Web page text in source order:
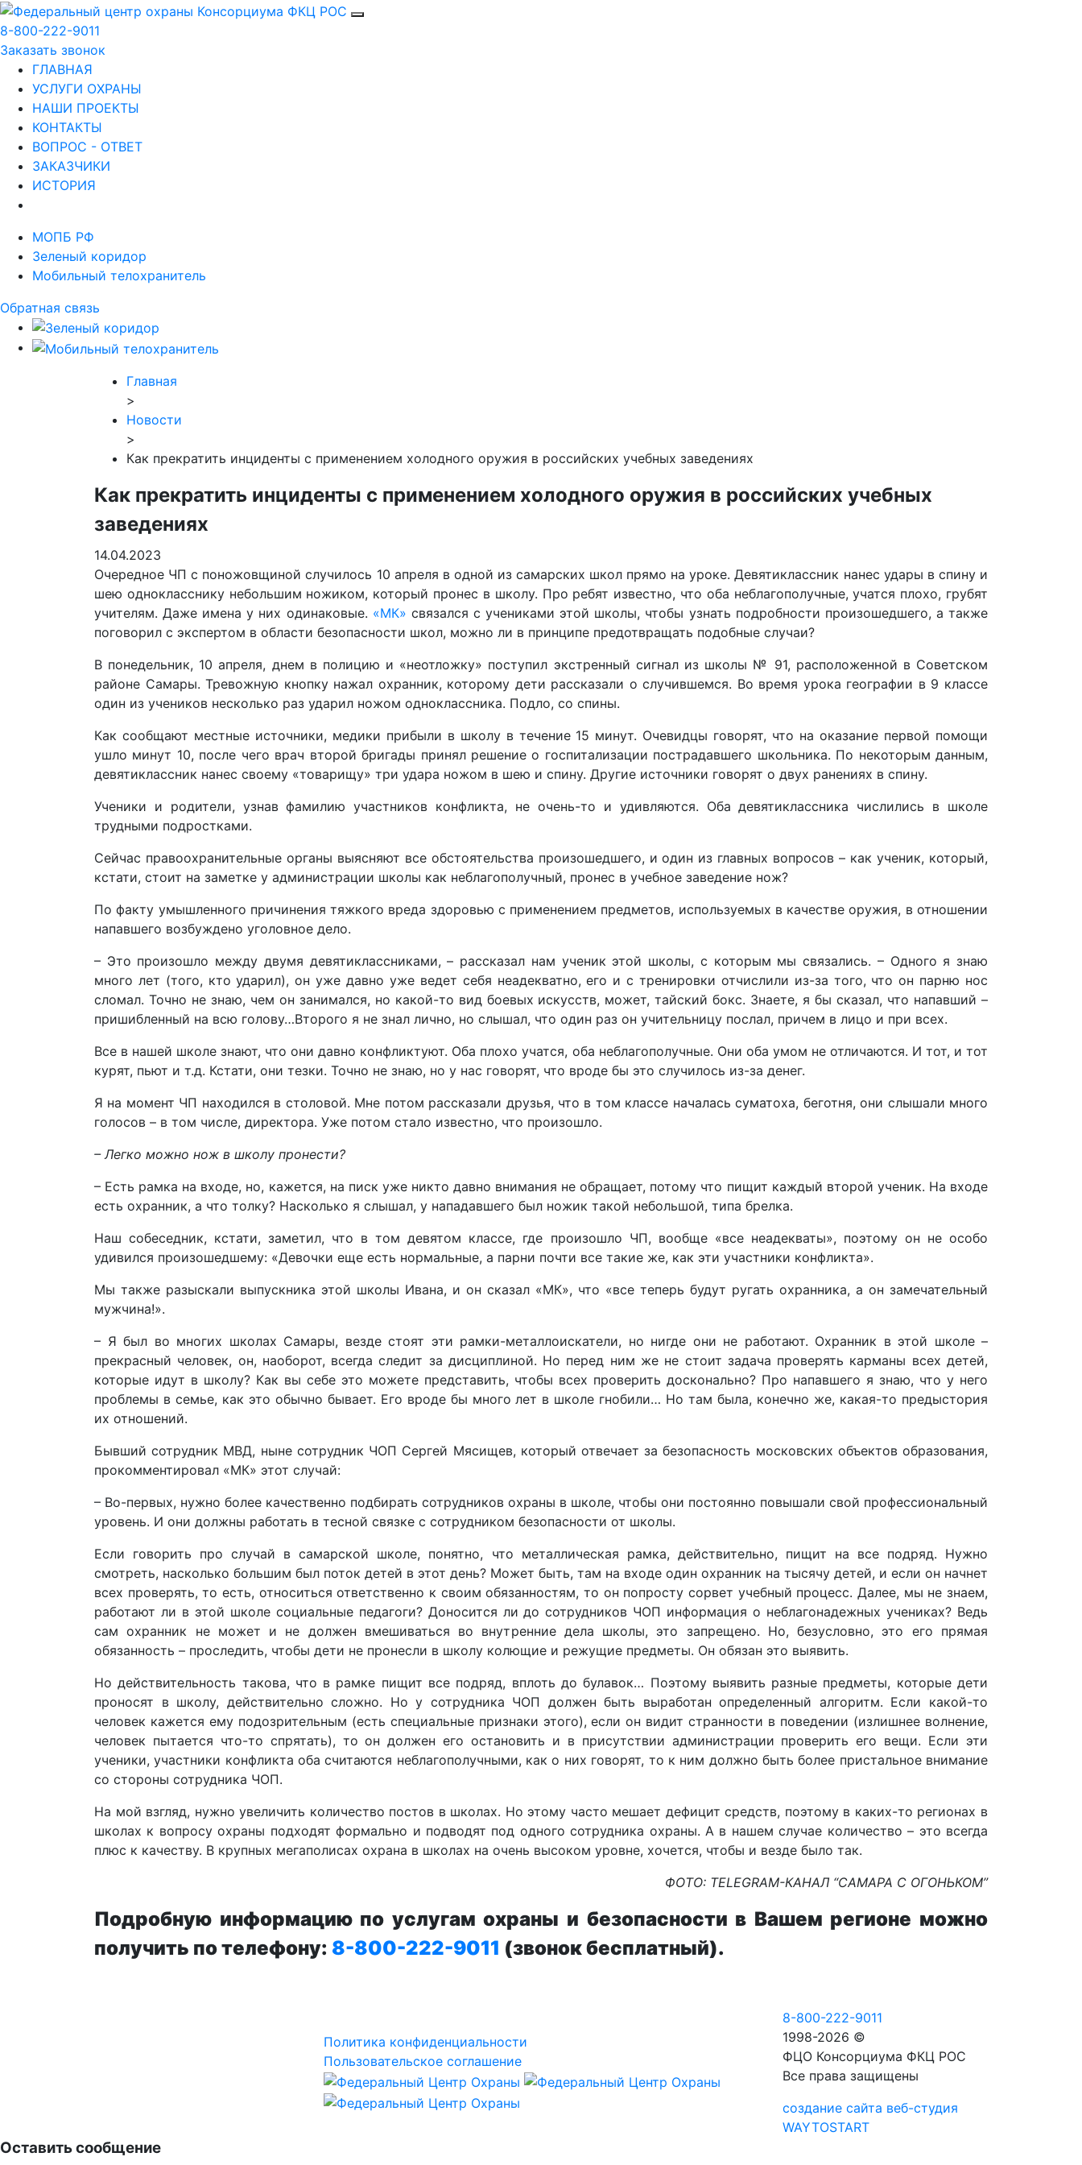
8-800-222-9011
Заказать звонок
ГЛАВНАЯ
УСЛУГИ ОХРАНЫ
НАШИ ПРОЕКТЫ
КОНТАКТЫ
ВОПРОС - ОТВЕТ
ЗАКАЗЧИКИ
ИСТОРИЯ
МОПБ РФ
Зеленый коридор
Мобильный телохранитель
Обратная связь
Главная
>
Новости
>
Как прекратить инциденты с применением холодного оружия в российских учебных заведениях
Как прекратить инциденты с применением холодного оружия в российских учебных
заведениях
14.04.2023
Очередное ЧП с поножовщиной случилось 10 апреля в одной из самарских школ прямо на уроке. Девятиклассник нанес удары в спину и
шею однокласснику небольшим ножиком, который пронес в школу. Про ребят известно, что оба неблагополучные, учатся плохо, грубят
учителям. Даже имена у них одинаковые. «МК» связался с учениками этой школы, чтобы узнать подробности произошедшего, а также
поговорил с экспертом в области безопасности школ, можно ли в принципе предотвращать подобные случаи?
В понедельник, 10 апреля, днем в полицию и «неотложку» поступил экстренный сигнал из школы № 91, расположенной в Советском
районе Самары. Тревожную кнопку нажал охранник, которому дети рассказали о случившемся. Во время урока географии в 9 классе
один из учеников несколько раз ударил ножом одноклассника. Подло, со спины.
Как сообщают местные источники, медики прибыли в школу в течение 15 минут. Очевидцы говорят, что на оказание первой помощи
ушло минут 10, после чего врач второй бригады принял решение о госпитализации пострадавшего школьника. По некоторым данным,
девятиклассник нанес своему «товарищу» три удара ножом в шею и спину. Другие источники говорят о двух ранениях в спину.
Ученики и родители, узнав фамилию участников конфликта, не очень-то и удивляются. Оба девятиклассника числились в школе
трудными подростками.
Сейчас правоохранительные органы выясняют все обстоятельства произошедшего, и один из главных вопросов – как ученик, который,
кстати, стоит на заметке у администрации школы как неблагополучный, пронес в учебное заведение нож?
По факту умышленного причинения тяжкого вреда здоровью с применением предметов, используемых в качестве оружия, в отношении
напавшего возбуждено уголовное дело.
– Это произошло между двумя девятиклассниками, – рассказал нам ученик этой школы, с которым мы связались. – Одного я знаю
много лет (того, кто ударил), он уже давно уже ведет себя неадекватно, его и с тренировки отчислили из-за того, что он парню нос
сломал. Точно не знаю, чем он занимался, но какой-то вид боевых искусств, может, тайский бокс. Знаете, я бы сказал, что напавший –
пришибленный на всю голову…Второго я не знал лично, но слышал, что один раз он учительницу послал, причем в лицо и при всех.
Все в нашей школе знают, что они давно конфликтуют. Оба плохо учатся, оба неблагополучные. Они оба умом не отличаются. И тот, и тот
курят, пьют и т.д. Кстати, они тезки. Точно не знаю, но у нас говорят, что вроде бы это случилось из-за денег.
Я на момент ЧП находился в столовой. Мне потом рассказали друзья, что в том классе началась суматоха, беготня, они слышали много
голосов – в том числе, директора. Уже потом стало известно, что произошло.
– Легко можно нож в школу пронести?
– Есть рамка на входе, но, кажется, на писк уже никто давно внимания не обращает, потому что пищит каждый второй ученик. На входе
есть охранник, а что толку? Насколько я слышал, у нападавшего был ножик такой небольшой, типа брелка.
Наш собеседник, кстати, заметил, что в том девятом классе, где произошло ЧП, вообще «все неадекваты», поэтому он не особо
удивился произошедшему: «Девочки еще есть нормальные, а парни почти все такие же, как эти участники конфликта».
Мы также разыскали выпускника этой школы Ивана, и он сказал «МК», что «все теперь будут ругать охранника, а он замечательный
мужчина!».
– Я был во многих школах Самары, везде стоят эти рамки-металлоискатели, но нигде они не работают. Охранник в этой школе –
прекрасный человек, он, наоборот, всегда следит за дисциплиной. Но перед ним же не стоит задача проверять карманы всех детей,
которые идут в школу? Как вы себе это можете представить, чтобы всех проверить досконально? Про напавшего я знаю, что у него
проблемы в семье, как это обычно бывает. Его вроде бы много лет в школе гнобили… Но там была, конечно же, какая-то предыстория
их отношений.
Бывший сотрудник МВД, ныне сотрудник ЧОП Сергей Мясищев, который отвечает за безопасность московских объектов образования,
прокомментировал «МК» этот случай:
– Во-первых, нужно более качественно подбирать сотрудников охраны в школе, чтобы они постоянно повышали свой профессиональный
уровень. И они должны работать в тесной связке с сотрудником безопасности от школы.
Если говорить про случай в самарской школе, понятно, что металлическая рамка, действительно, пищит на все подряд. Нужно
смотреть, насколько большим был поток детей в этот день? Может быть, там на входе один охранник на тысячу детей, и если он начнет
всех проверять, то есть, относиться ответственно к своим обязанностям, то он попросту сорвет учебный процесс. Далее, мы не знаем,
работают ли в этой школе социальные педагоги? Доносится ли до сотрудников ЧОП информация о неблагонадежных учениках? Ведь
сам охранник не может и не должен вмешиваться во внутренние дела школы, это запрещено. Но, безусловно, это его прямая
обязанность – проследить, чтобы дети не пронесли в школу колющие и режущие предметы. Он обязан это выявить.
Но действительность такова, что в рамке пищит все подряд, вплоть до булавок… Поэтому выявить разные предметы, которые дети
проносят в школу, действительно сложно. Но у сотрудника ЧОП должен быть выработан определенный алгоритм. Если какой-то
человек кажется ему подозрительным (есть специальные признаки этого), если он видит странности в поведении (излишнее волнение,
человек пытается что-то спрятать), то он должен его остановить и в присутствии администрации проверить его вещи. Если эти
ученики, участники конфликта оба считаются неблагополучными, как о них говорят, то к ним должно быть более пристальное внимание
со стороны сотрудника ЧОП.
На мой взгляд, нужно увеличить количество постов в школах. Но этому часто мешает дефицит средств, поэтому в каких-то регионах в
школах к вопросу охраны подходят формально и подводят под одного сотрудника охраны. А в нашем случае количество – это всегда
плюс к качеству. В крупных мегаполисах охрана в школах на очень высоком уровне, хочется, чтобы и везде было так.
ФОТО: TELEGRAM-КАНАЛ “САМАРА С ОГОНЬКОМ”
Подробную информацию по услугам охраны и безопасности в Вашем регионе можно
получить по телефону: 8-800-222-9011 (звонок бесплатный).
Политика конфиденциальности
Пользовательское соглашение
8-800-222-9011
1998-2026 ©
ФЦО Консорциума ФКЦ РОС
Все права защищены
создание сайта веб-студия
WAYTOSTART
Оставить сообщение